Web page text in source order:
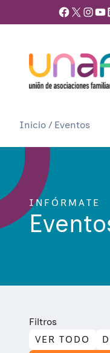
Facebook X InstagramYouTube
Inicio / Eventos
INFÓRMATE
Filtros
VER TODO